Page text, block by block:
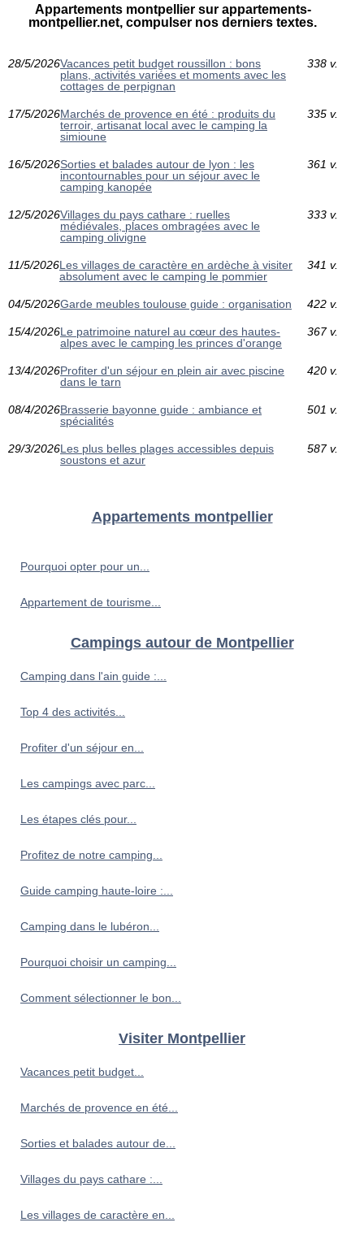
Appartements montpellier sur appartements-
montpellier.net, compulser nos derniers textes.
28/5/2026Vacances petit budget roussillon : bons
plans, activités variées et moments avec les
cottages de perpignan
338 v.
17/5/2026Marchés de provence en été : produits du
terroir, artisanat local avec le camping la
simioune
335 v.
16/5/2026Sorties et balades autour de lyon : les
incontournables pour un séjour avec le
camping kanopée
361 v.
12/5/2026Villages du pays cathare : ruelles
médiévales, places ombragées avec le
camping olivigne
333 v.
11/5/2026Les villages de caractère en ardèche à visiter
absolument avec le camping le pommier
341 v.
04/5/2026Garde meubles toulouse guide : organisation 422 v.
15/4/2026Le patrimoine naturel au cœur des hautes-
alpes avec le camping les princes d'orange
367 v.
13/4/2026Profiter d'un séjour en plein air avec piscine
dans le tarn
420 v.
08/4/2026Brasserie bayonne guide : ambiance et
spécialités
501 v.
29/3/2026Les plus belles plages accessibles depuis
soustons et azur
587 v.
Appartements montpellier
Pourquoi opter pour un...
Appartement de tourisme...
Campings autour de Montpellier
Camping dans l'ain guide :...
Top 4 des activités...
Profiter d'un séjour en...
Les campings avec parc...
Les étapes clés pour...
Profitez de notre camping...
Guide camping haute-loire :...
Camping dans le lubéron...
Pourquoi choisir un camping...
Comment sélectionner le bon...
Visiter Montpellier
Vacances petit budget...
Marchés de provence en été...
Sorties et balades autour de...
Villages du pays cathare :...
Les villages de caractère en...